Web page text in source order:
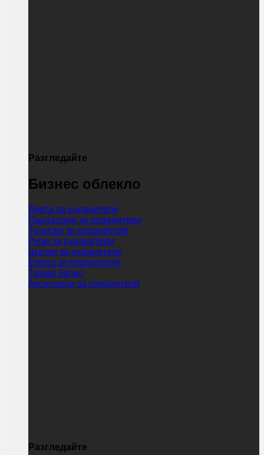
Разгледайте
Бизнес облекло
Якета за охранители
Панталони за охранители
Тениски за охранители
Ризи за охранители
Шапки за охранители
Елеци за охранители
Термо бельо
Аксесоари за охранители
Разгледайте